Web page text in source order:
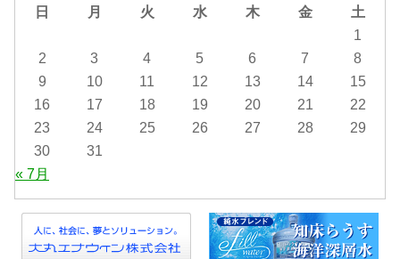
日
月 火 水 木 金
土
1
2
3 4 5 6 7
8
9
10 11 12 13 14
15
16
17 18 19 20 21
22
23
24 25 26 27 28
29
30
31
« 7月